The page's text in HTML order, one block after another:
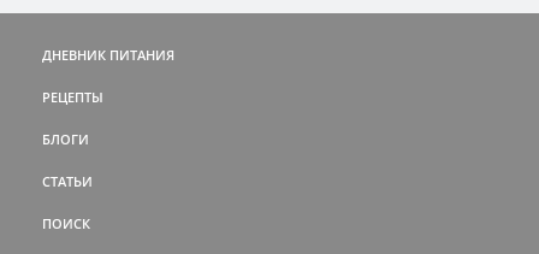
ДНЕВНИК ПИТАНИЯ
РЕЦЕПТЫ
БЛОГИ
СТАТЬИ
ПОИСК